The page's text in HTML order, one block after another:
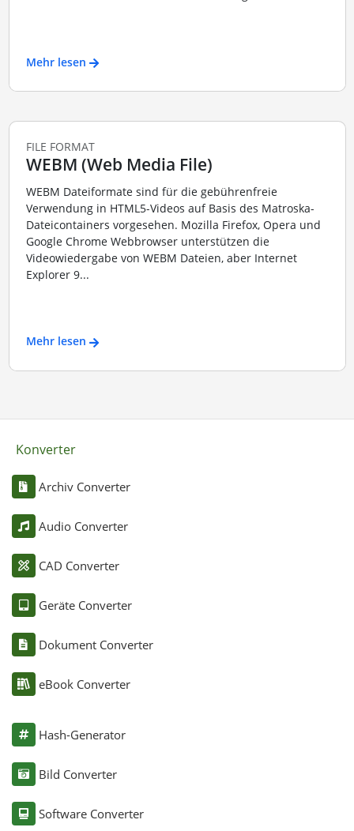
Mehr lesen
FILE FORMAT
WEBM (Web Media File)
WEBM Dateiformate sind für die gebührenfreie
Verwendung in HTML5-Videos auf Basis des Matroska-
Dateicontainers vorgesehen. Mozilla Firefox, Opera und
Google Chrome Webbrowser unterstützen die
Videowiedergabe von WEBM Dateien, aber Internet
Explorer 9...
Mehr lesen
Konverter
Archiv Converter
Audio Converter
CAD Converter
Geräte Converter
Dokument Converter
eBook Converter
Hash-Generator
Bild Converter
Software Converter